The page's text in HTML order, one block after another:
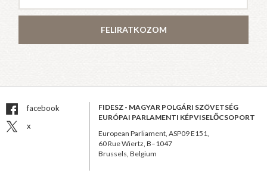
FELIRATKOZOM
facebook
x
FIDESZ - MAGYAR POLGÁRI SZÖVETSÉG
EURÓPAI PARLAMENTI KÉPVISELŐCSOPORT
European Parliament, ASP09 E151,
60 Rue Wiertz, B–1047
Brussels, Belgium